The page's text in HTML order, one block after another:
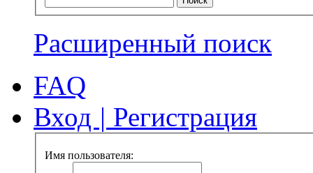
Расширенный поиск
FAQ
Вход | Регистрация
Имя пользователя: